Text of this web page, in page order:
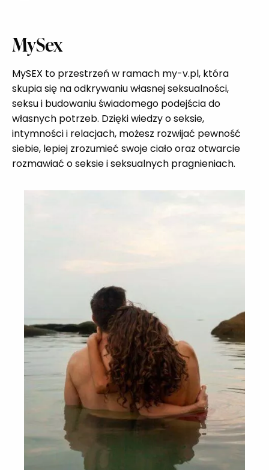
MySex
MySEX to przestrzeń w ramach my-v.pl, która
skupia się na odkrywaniu własnej seksualności,
seksu i budowaniu świadomego podejścia do
własnych potrzeb. Dzięki wiedzy o seksie,
intymności i relacjach, możesz rozwijać pewność
siebie, lepiej zrozumieć swoje ciało oraz otwarcie
rozmawiać o seksie i seksualnych pragnieniach.